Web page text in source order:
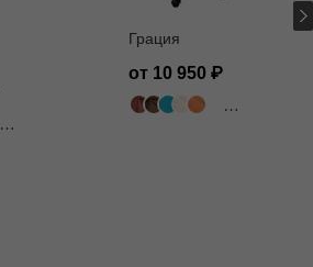
502 цвета
Грация
от 10 950
502 цвета